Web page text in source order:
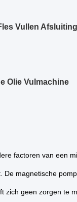
Vullen
Olie Vulmachine
factoren van een
De magnetische
zich geen zorgen te